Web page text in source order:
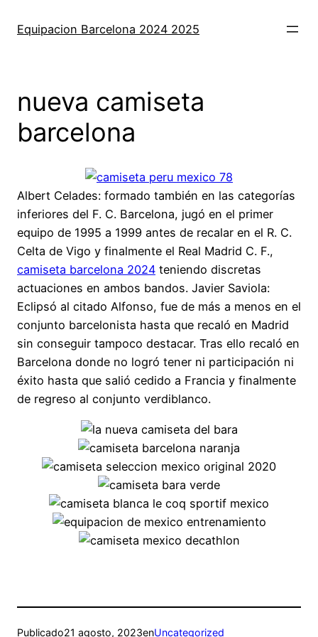
Equipacion Barcelona 2024 2025
nueva camiseta
barcelona
Albert Celades: formado también en las categorías
inferiores del F. C. Barcelona, jugó en el primer
equipo de 1995 a 1999 antes de recalar en el R. C.
Celta de Vigo y finalmente el Real Madrid C. F.,
camiseta barcelona 2024 teniendo discretas
actuaciones en ambos bandos. Javier Saviola:
Eclipsó al citado Alfonso, fue de más a menos en el
conjunto barcelonista hasta que recaló en Madrid
sin conseguir tampoco destacar. Tras ello recaló en
Barcelona donde no logró tener ni participación ni
éxito hasta que salió cedido a Francia y finalmente
de regreso al conjunto verdiblanco.
Publicado21 agosto, 2023enUncategorized